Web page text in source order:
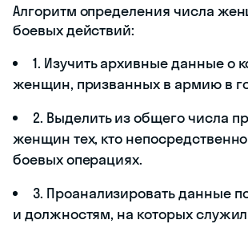
Алгоритм определения числа
боевых действий:
1. Изучить архивные данные о
женщин, призванных в армию в
2. Выделить из общего числа
женщин тех, кто
боевых операциях.
3. Проанализировать данные
и должностям, на которых